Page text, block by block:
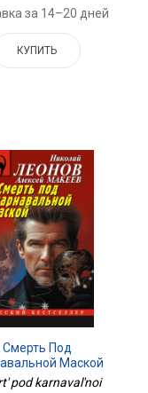
за 14–20 дней
КУПИТЬ
Смерть Под
Маской
pod karnaval'noi